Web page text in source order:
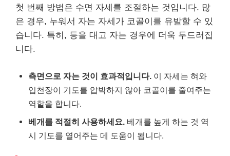
첫 번째 방법은 수면 자세를 조절하는 것입니다. 많
은 경우, 누워서 자는 자세가 코골이를 유발할 수 있
습니다. 특히, 등을 대고 자는 경우에 더욱 두드러집
니다.
측면으로 자는 것이 효과적입니다. 이 자세는 혀와
입천장이 기도를 압박하지 않아 코골이를 줄여주는
역할을 합니다.
베개를 적절히 사용하세요.
베개를 높게 하는 것 역
시 기도를 열어주는 데 도움이 됩니다.